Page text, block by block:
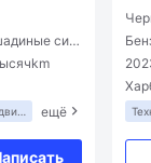
сил
ещё
ый
ы